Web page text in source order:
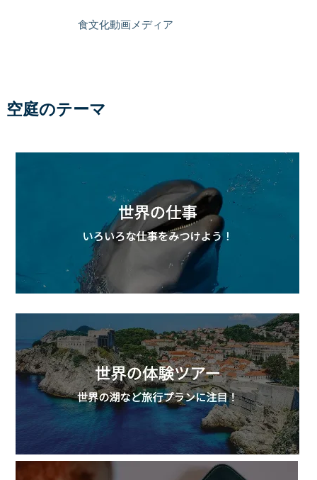
食文化動画メディア
空庭のテーマ